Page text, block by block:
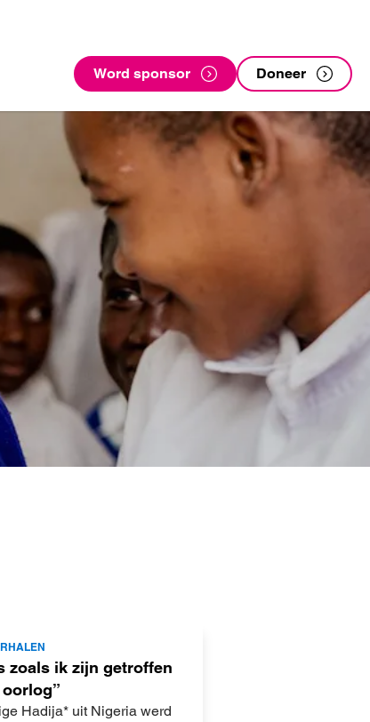
Word sponsor Doneer
zoals ik zijn getroffen
Hadija* uit Nigeria werd